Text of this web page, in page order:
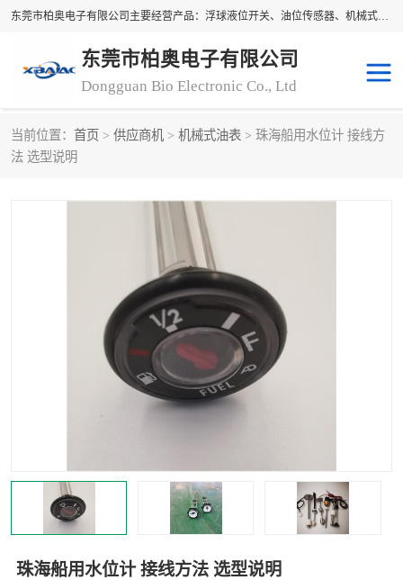
东莞市柏奥电子有限公司主要经营产品：浮球液位开关、油位传感器、机械式油表、浮球液位计、水位控制浮球阀、料位开关，水流开关、油水位控制配套仪表等。柏奥电子，您可信赖的合作伙伴
东莞市柏奥电子有限公司
Dongguan Bio Electronic Co., Ltd
当前位置： 首页 > 供应商机 > 机械式油表 > 珠海船用水位计 接线方
法 选型说明
珠海船用水位计 接线方法 选型说明
浮球液位开关
机械式油表 水流开关
浮球阀
磁翻板液位计 转速表